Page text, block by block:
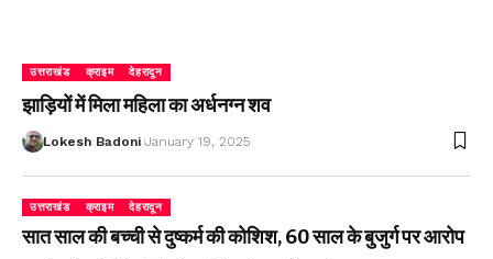
उत्तराखंड क्राइम देहरादून
झाड़ियों में मिला महिला का अर्धनग्न शव
Lokesh Badoni January 19, 2025
उत्तराखंड क्राइम देहरादून
सात साल की बच्ची से दुष्कर्म की कोशिश, 60 साल के बुजुर्ग पर आरोप